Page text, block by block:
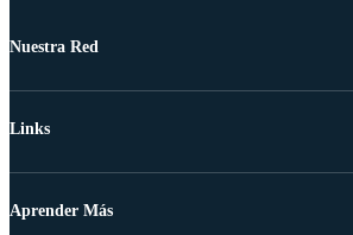
Nuestra Red
Links
Aprender Más